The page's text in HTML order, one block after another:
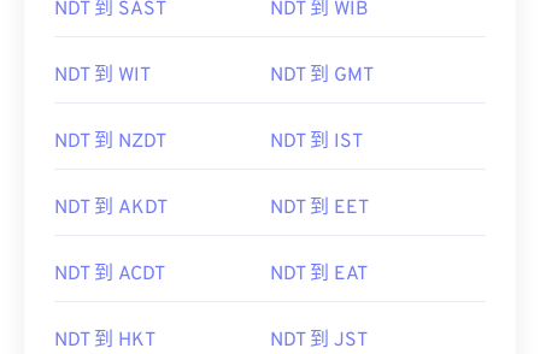
NDT 到 SAST NDT 到 WIB
NDT 到 WIT NDT 到 GMT
NDT 到 NZDT NDT 到 IST
NDT 到 AKDT NDT 到 EET
NDT 到 ACDT NDT 到 EAT
NDT 到 HKT NDT 到 JST